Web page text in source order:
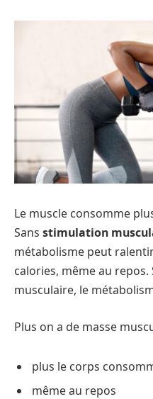
Le muscle consomme
Sans stimulation
métabolisme peut
calories, même au
musculaire, le
Plus on a de masse
plus le corps
même au repos